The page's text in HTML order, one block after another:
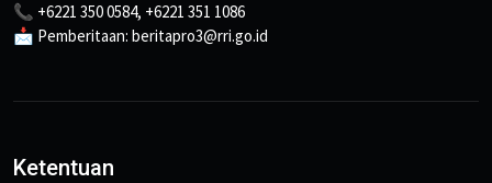
📞 +6221 350 0584, +6221 351 1086
📩 Pemberitaan: beritapro3@rri.go.id
Ketentuan